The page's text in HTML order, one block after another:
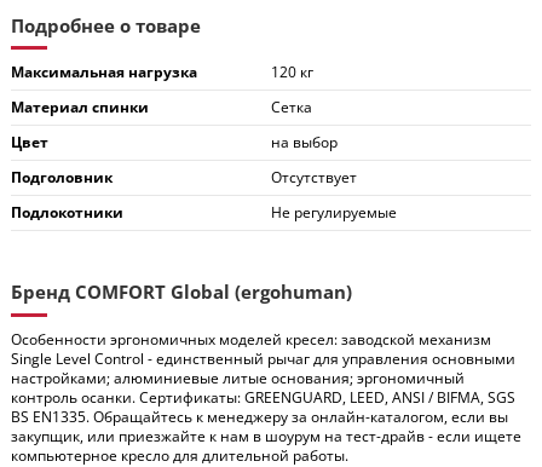
Подробнее о товаре
Максимальная нагрузка
120 кг
Материал спинки
Сетка
Цвет
на выбор
Подголовник
Отсутствует
Подлокотники
Не регулируемые
Бренд COMFORT Global (ergohuman)
Особенности эргономичных моделей кресел: заводской механизм
Single Level Control - единственный рычаг для управления основными
настройками; алюминиевые литые основания; эргономичный
контроль осанки. Сертификаты: GREENGUARD, LEED, ANSI / BIFMA, SGS
BS EN1335. Обращайтесь к менеджеру за онлайн-каталогом, если вы
закупщик, или приезжайте к нам в шоурум на тест-драйв - если ищете
компьютерное кресло для длительной работы.